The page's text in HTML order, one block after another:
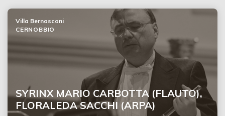
SYRINX MARIO CARBOTTA (FLAUTO),
FLORALEDA SACCHI (ARPA)
Villa Bernasconi
CERNOBBIO